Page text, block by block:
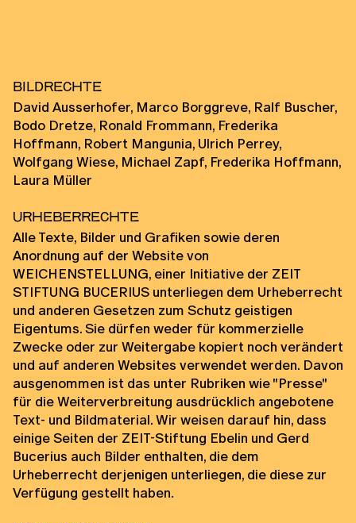
Bildrechte
David Ausserhofer, Marco Borggreve, Ralf Buscher,
Bodo Dretze, Ronald Frommann, Frederika
Hoffmann, Robert Mangunia, Ulrich Perrey,
Wolfgang Wiese, Michael Zapf, Frederika Hoffmann,
Laura Müller
Urheberrechte
Alle Texte, Bilder und Grafiken sowie deren
Anordnung auf der Website von
WEICHENSTELLUNG, einer Initiative der ZEIT
STIFTUNG BUCERIUS unterliegen dem Urheberrecht
und anderen Gesetzen zum Schutz geistigen
Eigentums. Sie dürfen weder für kommerzielle
Zwecke oder zur Weitergabe kopiert noch verändert
und auf anderen Websites verwendet werden. Davon
ausgenommen ist das unter Rubriken wie "Presse"
für die Weiterverbreitung ausdrücklich angebotene
Text- und Bildmaterial. Wir weisen darauf hin, dass
einige Seiten der ZEIT-Stiftung Ebelin und Gerd
Bucerius auch Bilder enthalten, die dem
Urheberrecht derjenigen unterliegen, die diese zur
Verfügung gestellt haben.